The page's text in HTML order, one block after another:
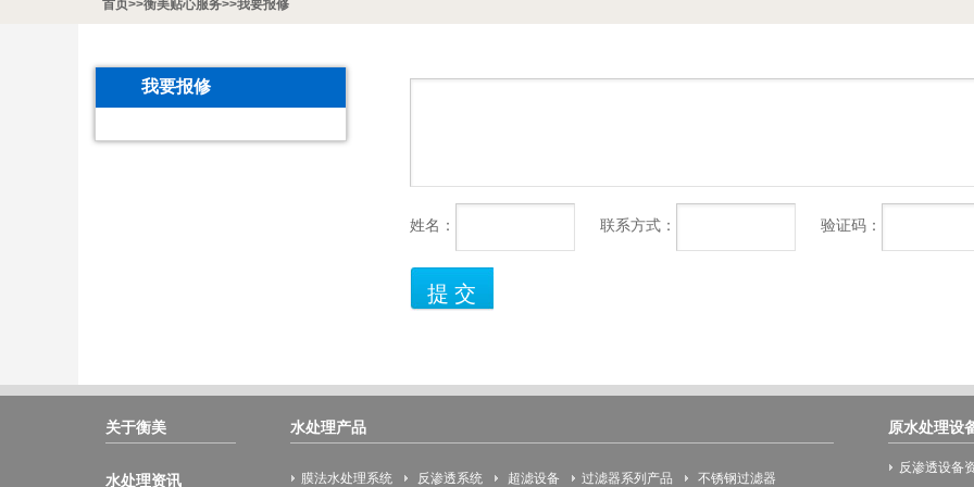
首页>>衡美贴心服务>>我要报修
我要报修
姓名： 联系方式： 验证码：
关于衡美
水处理资讯
水处理产品
膜法水处理系统 反渗透系统 超滤设备 过滤器系列产品 不锈钢过滤器
原水处理设
反渗透设备